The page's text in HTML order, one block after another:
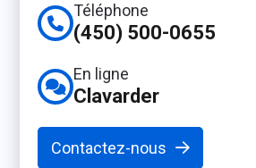
Téléphone
(450) 500-0655
En ligne
Clavarder
Contactez-nous